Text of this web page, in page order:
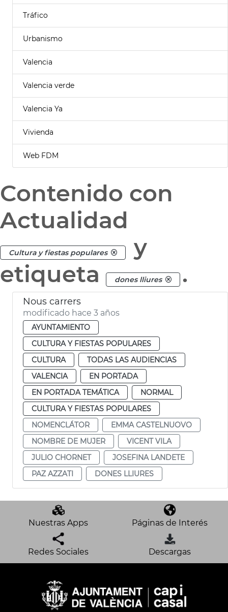
Tráfico
Urbanismo
Valencia
Valencia verde
Valencia Ya
Vivienda
Web FDM
Contenido con
Actualidad
Cultura y fiestas populares
y
etiqueta
dones lliures .
Nous carrers
modificado hace 3 años
AYUNTAMIENTO
CULTURA Y FIESTAS POPULARES
CULTURA
TODAS LAS AUDIENCIAS
VALENCIA
EN PORTADA
EN PORTADA TEMÁTICA
NORMAL
CULTURA Y FIESTAS POPULARES
NOMENCLÁTOR
EMMA CASTELNUOVO
NOMBRE DE MUJER
VICENT VILA
JULIO CHORNET
JOSEFINA LANDETE
PAZ AZZATI
DONES LLIURES
Nuestras Apps Páginas de Interés
Redes Sociales Descargas